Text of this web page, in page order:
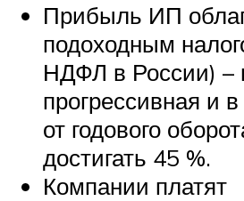
Прибыль ИП
подоходным
НДФЛ в России) –
прогрессивная и
от годового
достигать 45 %.
Компании платят